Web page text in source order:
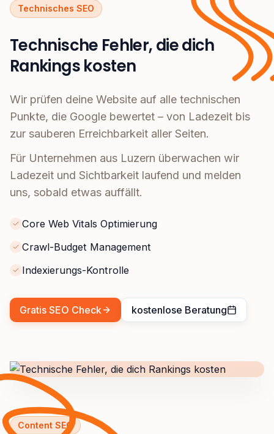
Technisches SEO
Technische Fehler, die dich
Rankings kosten
Wir prüfen deine Website auf alle technischen
Punkte, die Google bewertet – von Ladezeit bis
zur sauberen Erreichbarkeit aller Seiten.
Für Unternehmen aus Luzern überwachen wir
Ladezeit und Sichtbarkeit laufend und melden
uns, sobald etwas auffällt.
Core Web Vitals Optimierung
Crawl-Budget Management
Indexierungs-Kontrolle
Gratis SEO Check kostenlose Beratung
Content SEO